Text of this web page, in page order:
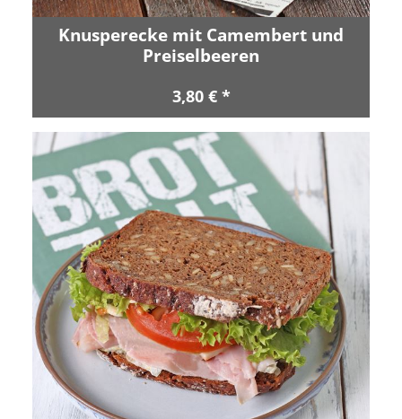
Knusperecke mit Camembert und
Preiselbeeren
3,80 € *